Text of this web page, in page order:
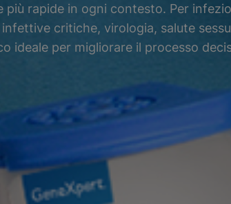
più rapide in ogni contesto. Per
critiche, virologia, salute
ideale per migliorare il processo